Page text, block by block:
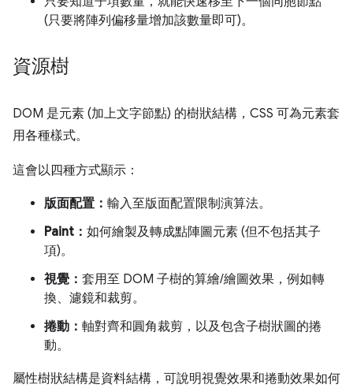
(只要將陣列偏移量增加該數量即可)。
資源樹
DOM 是元素 (加上文字節點) 的樹狀結構，CSS 可為元素套
用各種樣式。
這會以四種方式顯示：
版面配置： 輸入至版面配置限制演算法。
Paint： 如何繪製及轉成點陣圖元素 (但不包括其子
項)。
視覺： 套用至 DOM 子樹的算繪/繪圖效果，例如轉
換、濾鏡和裁剪。
捲動： 軸對齊和圓角裁剪，以及包含子樹狀圖的捲
動。
屬性樹狀結構是資料結構，可說明視覺效果和捲動效果如何